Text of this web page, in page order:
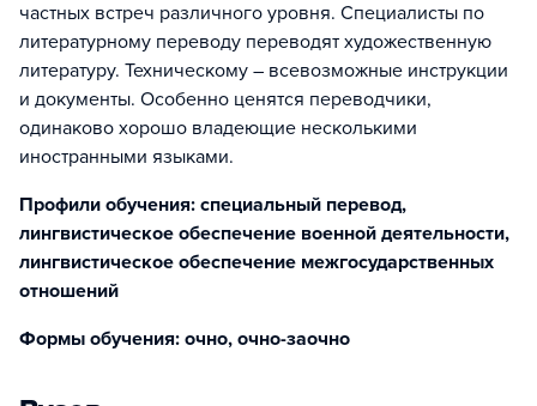
частных встреч различного уровня. Специалисты по
литературному переводу переводят художественную
литературу. Техническому – всевозможные инструкции
и документы. Особенно ценятся переводчики,
одинаково хорошо владеющие несколькими
иностранными языками.
Профили обучения: специальный перевод,
лингвистическое обеспечение военной деятельности,
лингвистическое обеспечение межгосударственных
отношений
Формы обучения: очно, очно-заочно